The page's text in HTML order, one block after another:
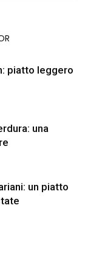
piatto leggero
una
un piatto